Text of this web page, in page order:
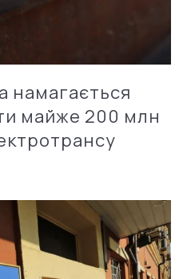
намагається
майже 200 млн